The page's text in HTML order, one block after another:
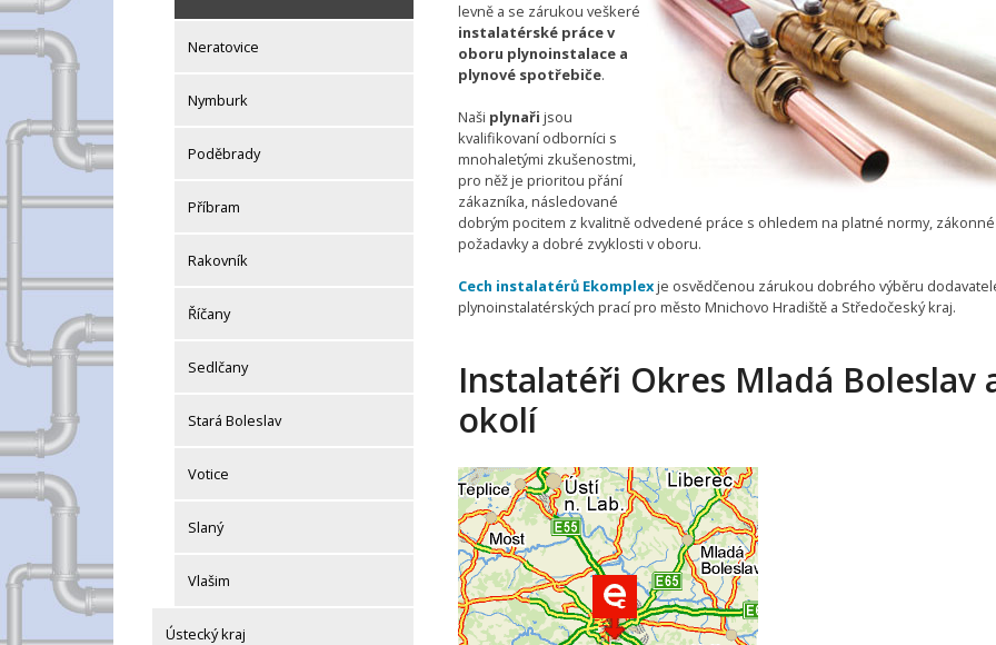
Neratovice
Nymburk
Poděbrady
Příbram
Rakovník
Říčany
Sedlčany
Stará Boleslav
Votice
Slaný
Vlašim
Ústecký kraj
levně a se zárukou veškeré
instalatérské práce v
oboru plynoinstalace a
plynové spotřebiče.
Naši plynaři jsou
kvalifikovaní odborníci s
mnohaletými zkušenostmi,
pro něž je prioritou přání
zákazníka, následované
dobrým pocitem z kvalitně odvedené práce s ohledem na platné normy, zákonné
požadavky a dobré zvyklosti v oboru.
Cech instalatérů Ekomplexje osvědčenou zárukou dobrého výběru
plynoinstalatérských prací pro město Mnichovo Hradiště a Středočeský kraj.
Instalatéři Okres Mladá Boleslav
okolí